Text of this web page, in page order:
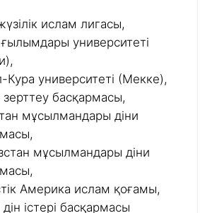
ислам лигасы,
университеті
университеті (Мекке),
зерттеу басқармасы,
мұсылмандары діни
мұсылмандары діни
Америка ислам қоғамы,
істері басқармасы